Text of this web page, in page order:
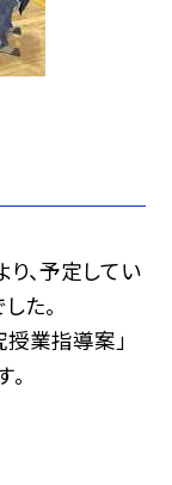
、予定してい
た。
業指導案」